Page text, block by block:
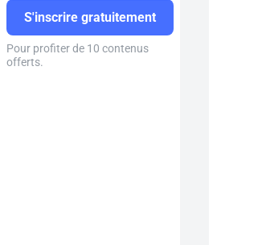
S'inscrire gratuitement
Pour profiter de 10 contenus
offerts.